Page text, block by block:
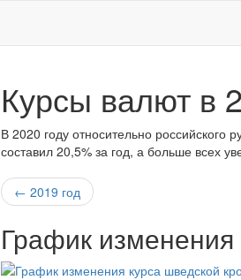
Курсы валют в
В 2020 году относительно
составил 20,5% за год, а больше всех
← 2019 год
График изменения